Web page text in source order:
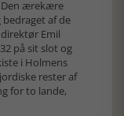
Den ærekære
af de
Emil
på sit slot og
i Holmens
rester af
for to lande,